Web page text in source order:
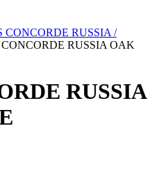
CONCORDE RUSSIA /
RUSSIA OAK
RUSSIA